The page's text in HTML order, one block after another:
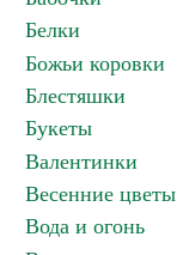
Белки
Божьи коровки
Блестяшки
Букеты
Валентинки
Весенние цветы
Вода и огонь